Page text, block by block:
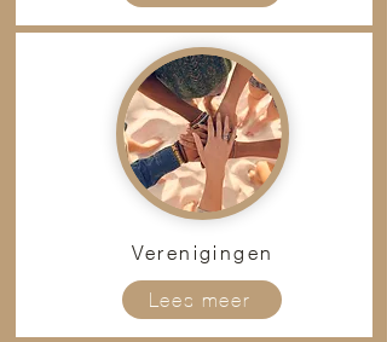
Verenigingen
Lees meer